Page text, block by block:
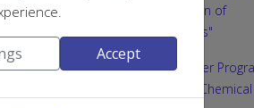
Biotechnology, Evaluation of
Pharmaceutical Products"
Interdepartmental Master
“Medicinal Chemistry & Chemical
Accept